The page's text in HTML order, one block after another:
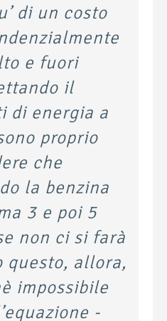
di un costo
e fuori
il
di energia a
proprio
che
la benzina
3 e poi 5
non ci si farà
allora,
impossibile
-